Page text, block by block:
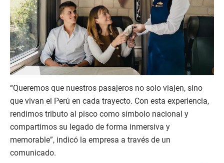
“Queremos que nuestros pasajeros no solo viajen, sino
que vivan el Perú en cada trayecto. Con esta experiencia,
rendimos tributo al pisco como símbolo nacional y
compartimos su legado de forma inmersiva y
memorable”, indicó la empresa a través de un
comunicado.